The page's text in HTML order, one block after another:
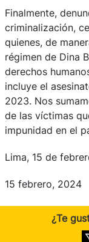
Finalmente,
criminalización,
quienes, de
régimen de Dina
derechos
incluye el
2023. Nos
de las víctimas
impunidad en el
Lima, 15 de
15 febrero, 2024
¿Te